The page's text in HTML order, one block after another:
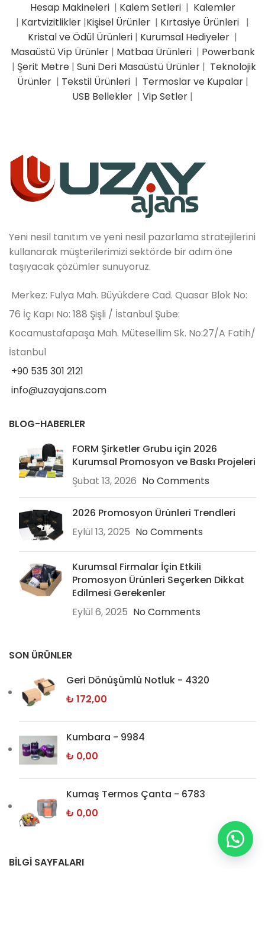
Hesap Makineleri| Kalem Setleri| Kalemler
| Kartvizitlikler |Kişisel Ürünler | Kırtasiye Ürünleri |
Kristal ve Ödül Ürünleri | Kurumsal Hediyeler |
Masaüstü Vip Ürünler| Matbaa Ürünleri| Powerbank
| Şerit Metre| Suni Deri Masaüstü Ürünler| Teknolojik
Ürünler | Tekstil Ürünleri | Termoslar ve Kupalar|
USB Bellekler | Vip Setler |
Yeni nesil tanıtım ve yeni nesil pazarlama stratejilerini
kullanarak müşterilerimizi sektörde bir adım öne
taşıyacak çözümler sunuyoruz.
Merkez: Fulya Mah. Büyükdere Cad. Quasar Blok No:
76 İç Kapı No: 188 Şişli / İstanbul Şube:
Kocamustafapaşa Mah. Mütesellim Sk. No:27/A Fatih/
İstanbul
+90 535 301 2121
info@uzayajans.com
BLOG-HABERLER
FORM Şirketler Grubu için 2026
Kurumsal Promosyon ve Baskı Projeleri
Şubat 13, 2026 No Comments
2026 Promosyon Ürünleri Trendleri
Eylül 13, 2025 No Comments
Kurumsal Firmalar İçin Etkili
Promosyon Ürünleri Seçerken Dikkat
Edilmesi Gerekenler
Eylül 6, 2025 No Comments
SON ÜRÜNLER
Geri Dönüşümlü Notluk - 4320
₺ 172,00
Kumbara - 9984
₺ 0,00
Kumaş Termos Çanta - 6783
₺ 0,00
BİLGİ SAYFALARI